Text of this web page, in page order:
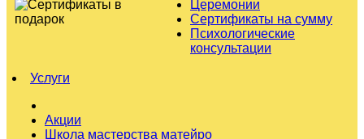
Церемонии
Сертификаты на сумму
Психологические
консультации
Услуги
Акции
Школа мастерства матейро